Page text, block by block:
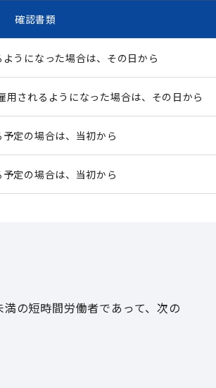
確認書類
うになった場合は、その日から
用されるようになった場合は、その日から
定の場合は、当初から
定の場合は、当初から
の短時間労働者であって、次の